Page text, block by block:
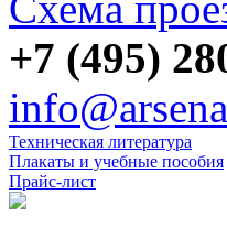
+7 (495)
Техническая литература
Плакаты и учебные пособия
Прайс-лист